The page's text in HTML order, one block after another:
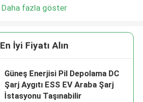
Daha fazla göster
En İyi Fiyatı Alın
Güneş Enerjisi Pil Depolama DC
Şarj Aygıtı ESS EV Araba Şarj
İstasyonu Taşınabilir